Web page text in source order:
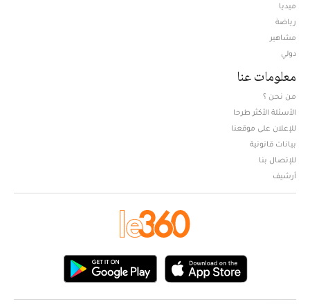
ميديا
رياضة
مشاهير
دولي
معلومات عنا
من نحن ؟
الأسئلة الأكثر طرحا
للإعلان على موقعنا
بيانات قانونية
للإتصال بنا
أرشيف